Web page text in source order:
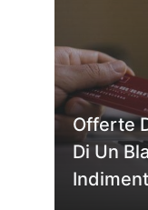
Offerte
Di Un